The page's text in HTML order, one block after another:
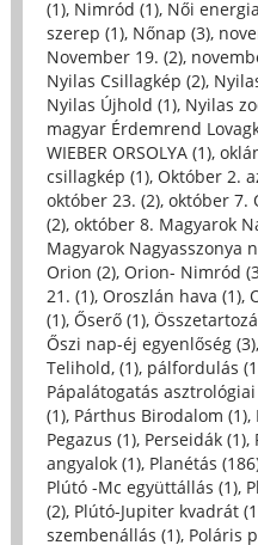
(1), Nimród (1), Női
szerep (1), Nőnap (3),
November 19. (2),
Nyilas Csillagkép (2),
Nyilas Újhold (1), Nyilas
magyar Érdemrend
WIEBER ORSOLYA (1),
csillagkép (1), Október 2.
október 23. (2), október 7.
(2), október 8. Magyarok
Magyarok Nagyasszonya
Orion (2), Orion- Nimród
21. (1), Oroszlán hava (1),
(1), Őserő (1),
Őszi nap-éj egyenlőség (3),
Telihold, (1), pálfordulás
Pápalátogatás
(1), Párthus Birodalom (1),
Pegazus (1), Perseidák (1),
angyalok (1), Planétás
Plútó -Mc együttállás (1),
(2), Plútó-Jupiter kvadrát
szembenállás (1), Poláris